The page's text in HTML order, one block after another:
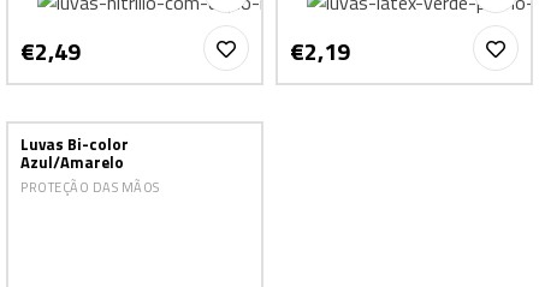
€2,49 €2,19
Luvas Bi-color
Azul/Amarelo
PROTEÇÃO DAS MÃOS